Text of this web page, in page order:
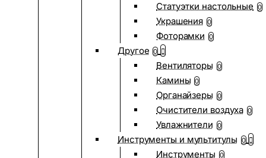
Статуэтки настольные 0
Украшения 0
Фоторамки 0
Другое 0
Вентиляторы 0
Камины 0
Органайзеры 0
Очистители воздуха 0
Увлажнители 0
Инструменты и мультитулы 0
Инструменты 0